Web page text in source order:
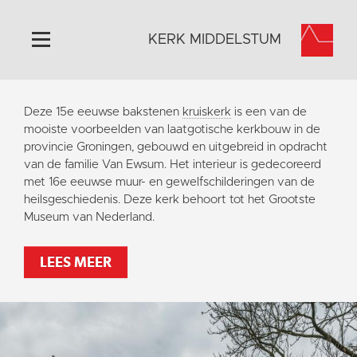
Home
Algemeen
Historie
Omgeving
Het Grootste Museum
Steun ons
KERK MIDDELSTUM
Deze 15e eeuwse bakstenen kruiskerk is een van de
mooiste voorbeelden van laatgotische kerkbouw in de
provincie Groningen, gebouwd en uitgebreid in opdracht
van de familie Van Ewsum. Het interieur is gedecoreerd
met 16e eeuwse muur- en gewelfschilderingen van de
heilsgeschiedenis. Deze kerk behoort tot het Grootste
Museum van Nederland.
LEES MEER